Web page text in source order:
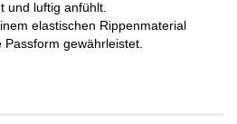
und luftig anfühlt.
elastischen Rippenmaterial
gewährleistet.